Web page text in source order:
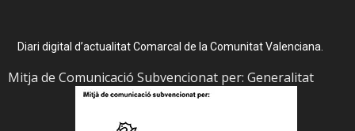
Diari digital d’actualitat Comarcal de la Comunitat Valenciana.
Mitja de Comunicació Subvencionat per: Generalitat